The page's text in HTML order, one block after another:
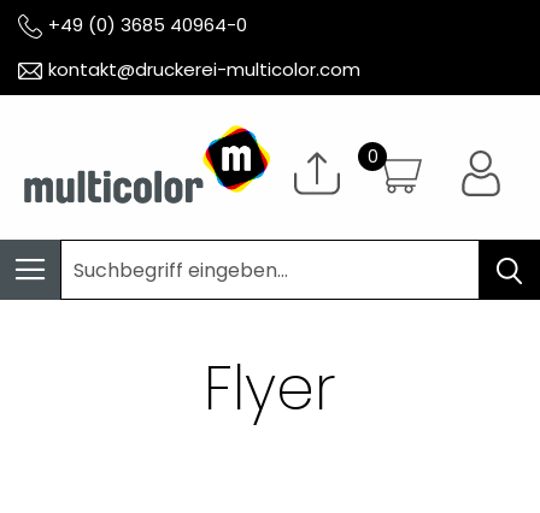
+49 (0) 3685 40964-0
kontakt@druckerei-multicolor.com
Flyer